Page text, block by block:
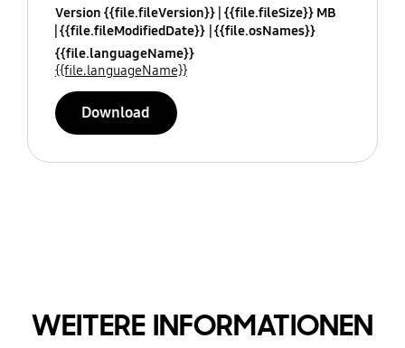
Version {{file.fileVersion}} {{file.fileSize}} MB
{{file.fileModifiedDate}} {{file.osNames}}
{{file.languageName}}
{{file.languageName}}
Download
WEITERE INFORMATIONEN